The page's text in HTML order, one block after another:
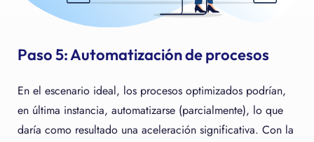
Paso 5: Automatización de procesos
En el escenario ideal, los procesos optimizados podrían,
en última instancia, automatizarse (parcialmente), lo que
daría como resultado una aceleración significativa. Con la